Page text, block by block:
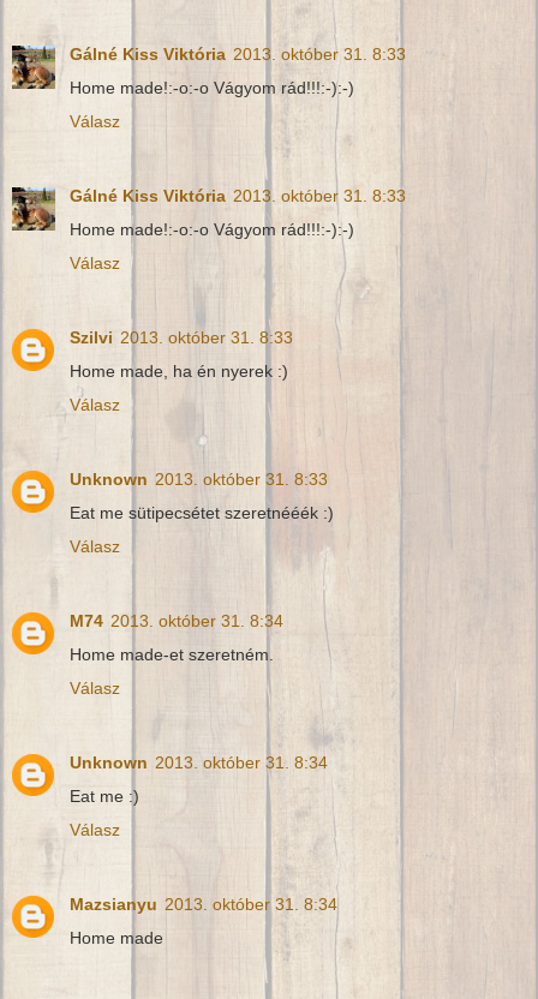
Gálné Kiss Viktória 2013. október 31. 8:33
Home made!:-o:-o Vágyom rád!!!:-):-)
Válasz
Gálné Kiss Viktória 2013. október 31. 8:33
Home made!:-o:-o Vágyom rád!!!:-):-)
Válasz
Szilvi 2013. október 31. 8:33
Home made, ha én nyerek :)
Válasz
Unknown 2013. október 31. 8:33
Eat me sütipecsétet szeretnééék :)
Válasz
M74 2013. október 31. 8:34
Home made-et szeretném.
Válasz
Unknown 2013. október 31. 8:34
Eat me :)
Válasz
Mazsianyu 2013. október 31. 8:34
Home made